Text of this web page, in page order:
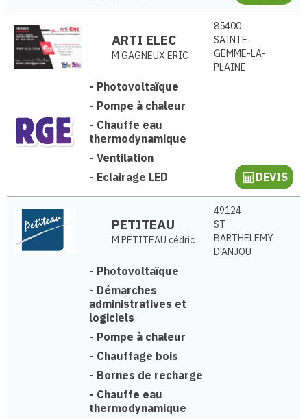
ARTI ELEC
M GAGNEUX ERIC
85400
SAINTE-
GEMME-LA-
PLAINE
- Photovoltaïque
- Pompe à chaleur
- Chauffe eau
thermodynamique
- Ventilation
- Eclairage LED DEVIS
PETITEAU
M PETITEAU cédric
49124
ST
BARTHELEMY
D'ANJOU
- Photovoltaïque
- Démarches
administratives et
logiciels
- Pompe à chaleur
- Chauffage bois
- Bornes de recharge
- Chauffe eau
thermodynamique